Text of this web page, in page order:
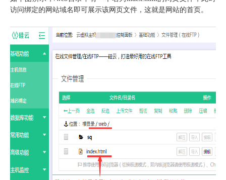
访问绑定的网站域名即可展示该网页文件，这就是网站的首页。